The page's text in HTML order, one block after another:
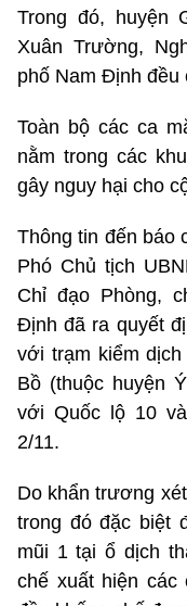
Trong đó, huyện
Xuân Trường,
phố Nam Định đều
Toàn bộ các ca
nằm trong các
gây nguy hại cho
Thông tin đến báo
Phó Chủ tịch
Chỉ đạo Phòng,
Định đã ra quyết
với trạm kiểm
Bồ (thuộc huyện
với Quốc lộ 10
2/11.
Do khẩn trương
trong đó đặc biệt
mũi 1 tại ổ dịch
chế xuất hiện các